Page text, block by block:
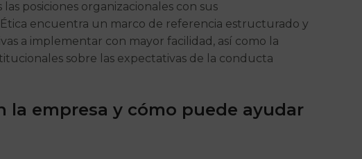
posiciones organizacionales con sus
encuentra un marco de referencia estructurado y
a implementar con mayor facilidad, así como la
sobre las expectativas de la conducta
empresa y cómo puede ayudar